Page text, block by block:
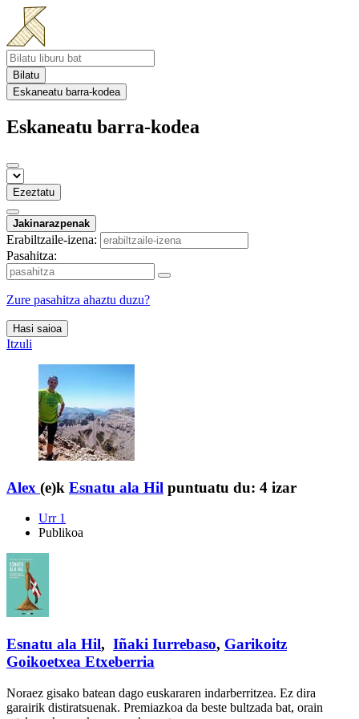
Bilatu
Eskaneatu barra-kodea
Eskaneatu barra-kodea
Ezeztatu
Jakinarazpenak
Erabiltzaile-izena:
Pasahitza:
Zure pasahitza ahaztu duzu?
Hasi saioa
Itzuli
Alex (e)k Esnatu ala Hil puntuatu du: 4 izar
Urr 1
Publikoa
Esnatu ala Hil, Iñaki Iurrebaso, Garikoitz
Goikoetxea Etxeberria
Noraez gisako batean dago euskararen indarberritzea. Ez dira
garairik distiratsuenak. Premiazkoa da beste bultzada bat, orain